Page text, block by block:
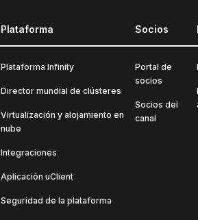
Plataforma
Plataforma Infinity
Director mundial de clústeres
Virtualización y alojamiento en
nube
Integraciones
Aplicación uClient
Seguridad de la plataforma
Socios
Portal de
socios
Socios del
canal